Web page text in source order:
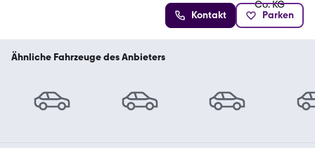
Kontakt Parken
Ähnliche Fahrzeuge des Anbieters